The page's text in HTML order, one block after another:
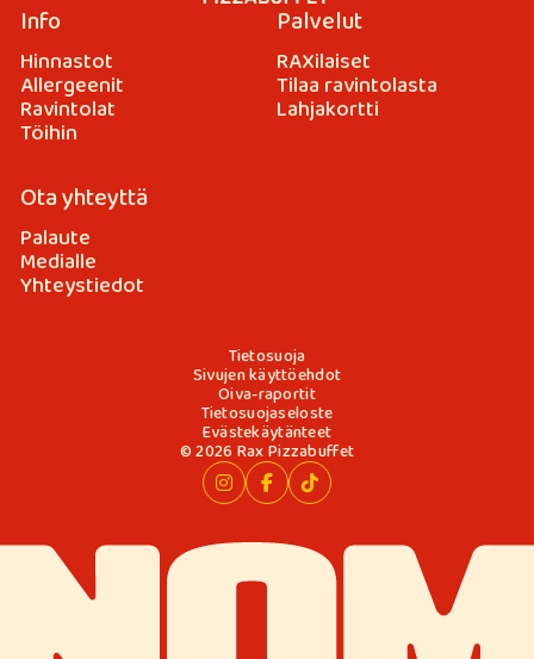
Info
Hinnastot
Allergeenit
Ravintolat
Töihin
Palvelut
RAXilaiset
Tilaa ravintolasta
Lahjakortti
Ota yhteyttä
Palaute
Medialle
Yhteystiedot
Tietosuoja
Sivujen käyttöehdot
Oiva-raportit
Tietosuojaseloste
Evästekäytänteet
© 2026 Rax Pizzabuffet